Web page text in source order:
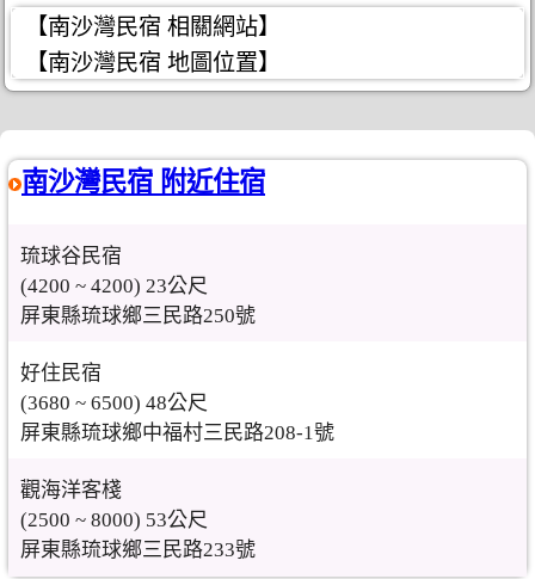
【南沙灣民宿 相關網站】
【南沙灣民宿 地圖位置】
南沙灣民宿 附近住宿
琉球谷民宿
(4200 ~ 4200) 23公尺
屏東縣琉球鄉三民路250號
好住民宿
(3680 ~ 6500) 48公尺
屏東縣琉球鄉中福村三民路208-1號
觀海洋客棧
(2500 ~ 8000) 53公尺
屏東縣琉球鄉三民路233號